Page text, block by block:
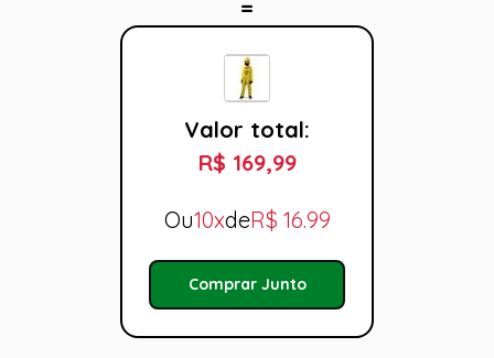
Valor total:
R$ 169,99
Ou10xdeR$ 16.99
Comprar Junto